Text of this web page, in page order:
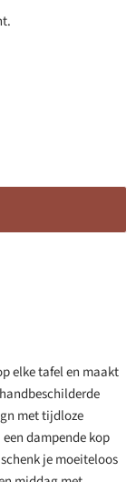
elke tafel en maakt
met tijdloze
dampende kop
je moeiteloos